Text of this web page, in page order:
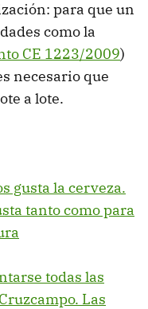
para que un
como la
CE 1223/2009)
necesario que
a lote.
gusta la cerveza.
tanto como para
todas las
Las